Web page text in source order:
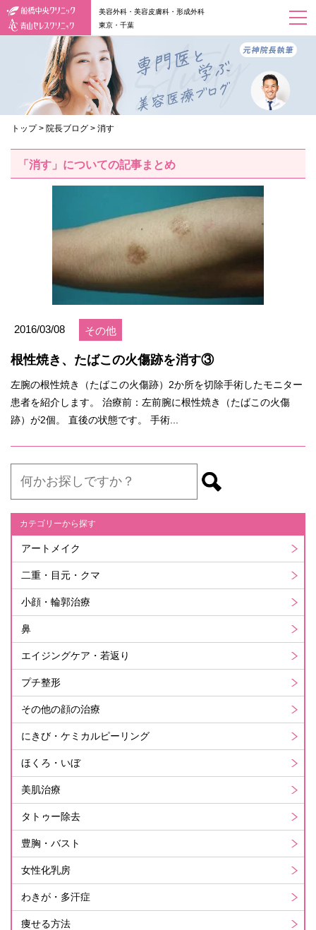
美容外科・美容皮膚科・形成外科
東京・千葉
トップ > 院長ブログ > 消す
「消す」についての記事まとめ
2016/03/08 その他
根性焼き、たばこの火傷跡を消す③
左腕の根性焼き（たばこの火傷跡）2か所を切除手術したモニター
患者を紹介します。 治療前：左前腕に根性焼き（たばこの火傷
跡）が2個。 直後の状態です。 手術...
カテゴリーから探す
アートメイク
二重・目元・クマ
小顔・輪郭治療
鼻
エイジングケア・若返り
プチ整形
その他の顔の治療
にきび・ケミカルピーリング
ほくろ・いぼ
美肌治療
タトゥー除去
豊胸・バスト
女性化乳房
わきが・多汗症
痩せる方法